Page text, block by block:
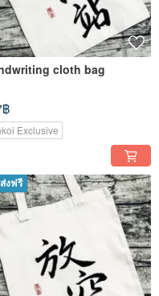
cloth bag
฿
Exclusive
งฟรี